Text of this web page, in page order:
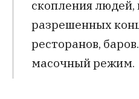
скопления
разрешенных
ресторанов,
масочный режим.